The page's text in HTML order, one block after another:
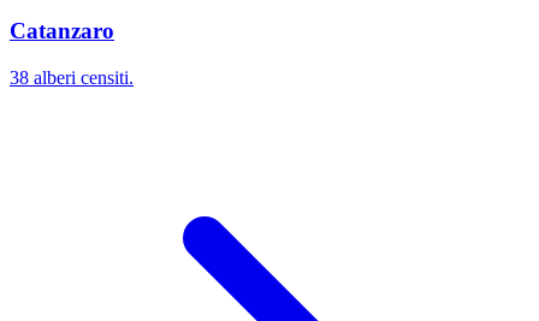
Catanzaro
38 alberi censiti.